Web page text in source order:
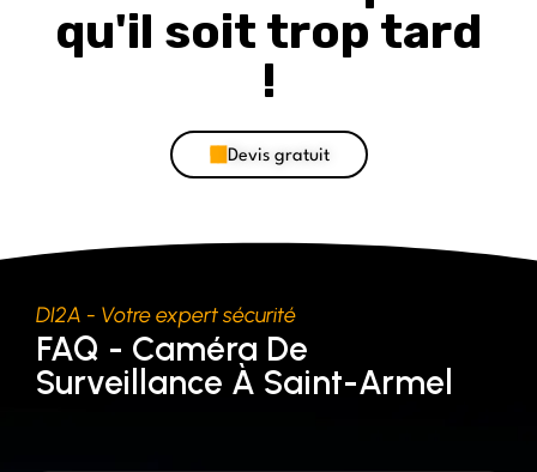
qu'il soit trop tard
!
Devis gratuit
DI2A - Votre expert sécurité
FAQ - Caméra De
Surveillance À Saint-Armel